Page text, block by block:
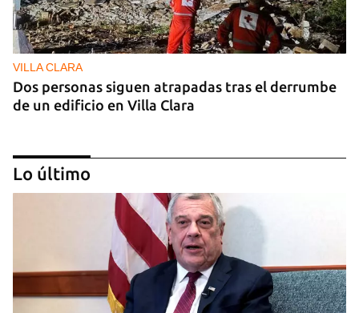
VILLA CLARA
Dos personas siguen atrapadas tras el derrumbe
de un edificio en Villa Clara
Lo último